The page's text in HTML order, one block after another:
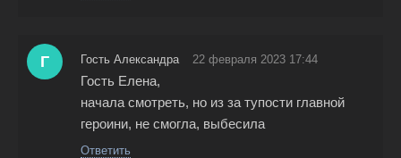
Г Гость Александра 22 февраля 2023 17:44
Гость Елена,
начала смотреть, но из за тупости главной
героини, не смогла, выбесила
Ответить